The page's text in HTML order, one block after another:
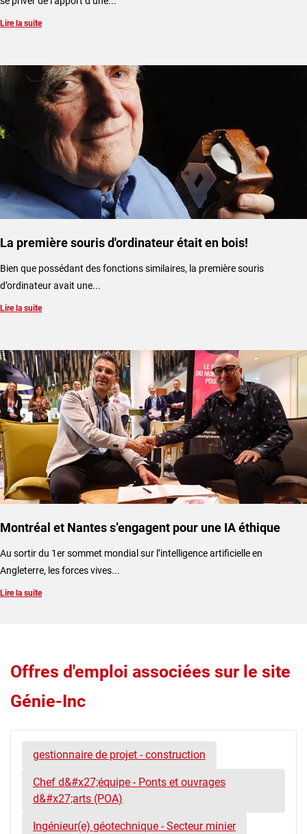
Lire la suite
La première souris d'ordinateur était en bois!
Bien que possédant des fonctions similaires, la première souris
d’ordinateur avait une...
Lire la suite
Montréal et Nantes s’engagent pour une IA éthique
​Au sortir du 1er sommet mondial sur l’intelligence artificielle en
Angleterre, les forces vives...
Lire la suite
Offres d'emploi associées sur le site
Génie-Inc
gestionnaire de projet - construction
Chef d&#x27;équipe - Ponts et ouvrages
d&#x27;arts (POA)
Ingénieur(e) géotechnique - Secteur minier